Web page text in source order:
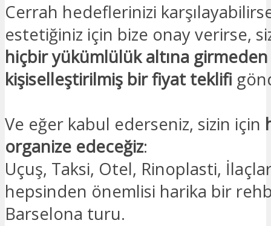
Cerrah hedeflerinizi
estetiğiniz için bize onay verirse,
hiçbir yükümlülük altına girmeden
kişiselleştirilmiş bir fiyat teklifi
Ve eğer kabul ederseniz, sizin için
organize edeceğiz:
Uçuş, Taksi, Otel, Rinoplasti,
hepsinden önemlisi harika bir
Barselona turu.